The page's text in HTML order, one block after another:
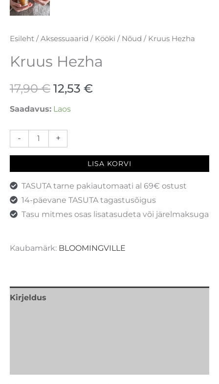
Esileht / Aksessuaarid / Kööki / Nõud / Kruus Hezha
Kruus Hezha
17,90€ 12,53 €
Saadavus: Laos
- +
LISA KORVI
TASUTA tarne pakiautomaati al 69€ ostust
14-päevane TASUTA tagastusõigus
Tasu mitmes osas lisatasudeta või järelmaksuga
Kaubamärk: BLOOMINGVILLE
Kirjeldus